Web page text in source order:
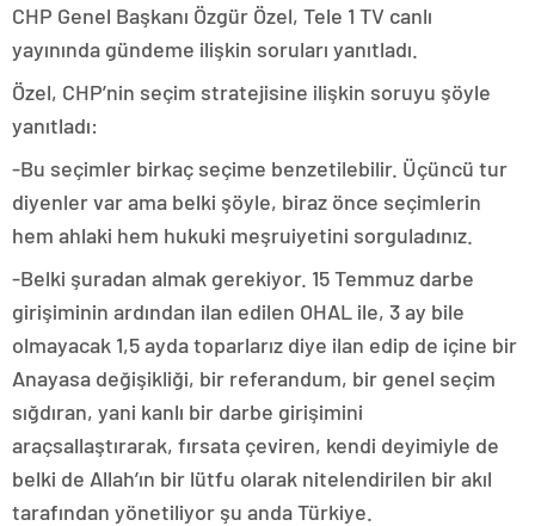
CHP Genel Başkanı Özgür Özel, Tele 1 TV canlı
yayınında gündeme ilişkin soruları yanıtladı.
Özel, CHP’nin seçim stratejisine ilişkin soruyu şöyle
yanıtladı:
-Bu seçimler birkaç seçime benzetilebilir. Üçüncü tur
diyenler var ama belki şöyle, biraz önce seçimlerin
hem ahlaki hem hukuki meşruiyetini sorguladınız.
-Belki şuradan almak gerekiyor. 15 Temmuz darbe
girişiminin ardından ilan edilen OHAL ile, 3 ay bile
olmayacak 1,5 ayda toparlarız diye ilan edip de içine bir
Anayasa değişikliği, bir referandum, bir genel seçim
sığdıran, yani kanlı bir darbe girişimini
araçsallaştırarak, fırsata çeviren, kendi deyimiyle de
belki de Allah’ın bir lütfu olarak nitelendirilen bir akıl
tarafından yönetiliyor şu anda Türkiye.